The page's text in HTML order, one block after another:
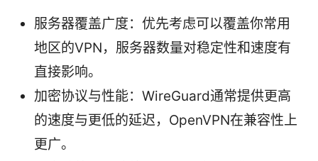
服务器覆盖广度：优先考虑可以覆盖你常用
地区的VPN，服务器数量对稳定性和速度有
直接影响。
加密协议与性能：WireGuard通常提供更高
的速度与更低的延迟，OpenVPN在兼容性上
更广。